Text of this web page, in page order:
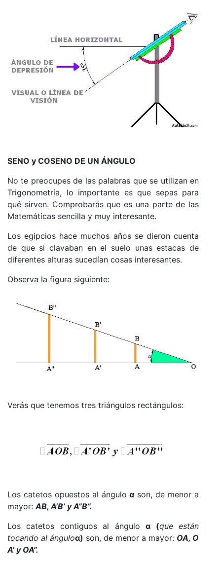
SENO y COSENO DE UN ÁNGULO
No te preocupes de las palabras que se utilizan en
Trigonometría, lo importante es que sepas para
qué sirven. Comprobarás que es una parte de las
Matemáticas sencilla y muy interesante.
Los egipcios hace muchos años se dieron cuenta
de que si clavaban en el suelo unas estacas de
diferentes alturas sucedían cosas interesantes.
Observa la figura siguiente:
Verás que tenemos tres triángulos rectángulos:
Los catetos opuestos al ánguloα son, de menor a
mayor:AB, A’B’ y A”B”.
Los catetos contiguos al ánguloα (que están
tocando al ánguloα) son, de menor a mayor: OA, O
A’ y OA”.